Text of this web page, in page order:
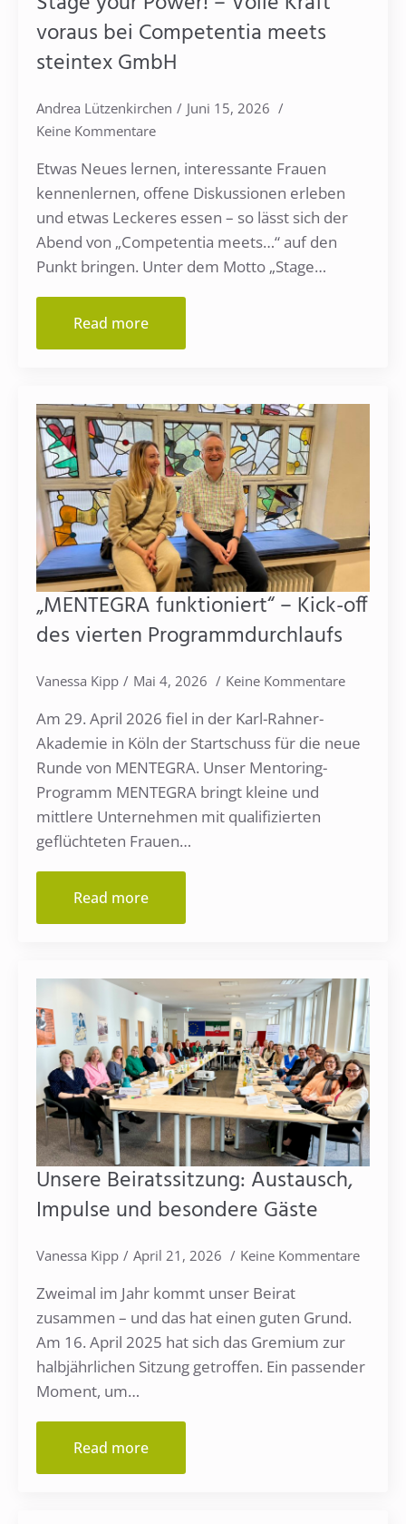
voraus bei Competentia meets
steintex GmbH
Andrea Lützenkirchen
Juni 15, 2026
Keine Kommentare
Etwas Neues lernen, interessante Frauen
kennenlernen, offene Diskussionen erleben
und etwas Leckeres essen – so lässt sich der
Abend von „Competentia meets…“ auf den
Punkt bringen. Unter dem Motto „Stage…
Read more
„MENTEGRA funktioniert“ – Kick-off
des vierten Programmdurchlaufs
Vanessa Kipp Mai 4, 2026 Keine Kommentare
Am 29. April 2026 fiel in der Karl-Rahner-
Akademie in Köln der Startschuss für die neue
Runde von MENTEGRA. Unser Mentoring-
Programm MENTEGRA bringt kleine und
mittlere Unternehmen mit qualifizierten
geflüchteten Frauen…
Read more
Unsere Beiratssitzung: Austausch,
Impulse und besondere Gäste
Vanessa Kipp April 21, 2026 Keine Kommentare
Zweimal im Jahr kommt unser Beirat
zusammen – und das hat einen guten Grund.
Am 16. April 2025 hat sich das Gremium zur
halbjährlichen Sitzung getroffen. Ein passender
Moment, um…
Read more